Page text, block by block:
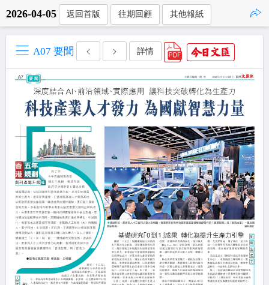
2026-04-05 返回首版 往期回顧 其他報紙
A07 要聞 詳情